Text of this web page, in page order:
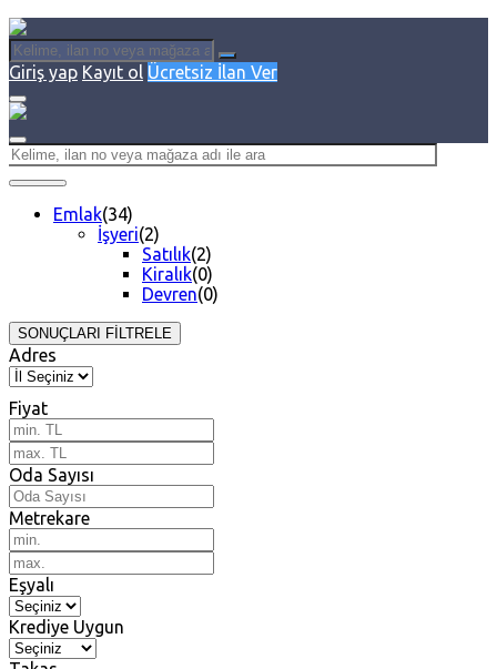
Giriş yap Kayıt ol Ücretsiz İlan Ver
Emlak(34)
İşyeri(2)
Satılık(2)
Kiralık(0)
Devren(0)
SONUÇLARI FİLTRELE
Adres
Fiyat
Oda Sayısı
Metrekare
Eşyalı
Krediye Uygun